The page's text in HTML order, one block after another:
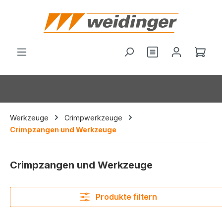
springen
Du hast 0
Werkzeuge
Crimpwerkzeuge
Crimpzangen und Werkzeuge
Crimpzangen und Werkzeuge
Produkte filtern